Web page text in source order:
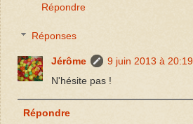
Répondre
Réponses
Jérôme
9 juin 2013 à 20:19
N'hésite pas !
Répondre